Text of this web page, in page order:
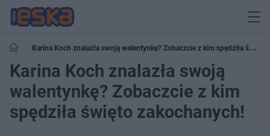
Karina Koch znalazła swoją walentynkę? Zobaczcie z kim spędziła święto
zakochanych!
Karina Koch znalazła swoją
walentynkę? Zobaczcie z kim
spędziła święto zakochanych!